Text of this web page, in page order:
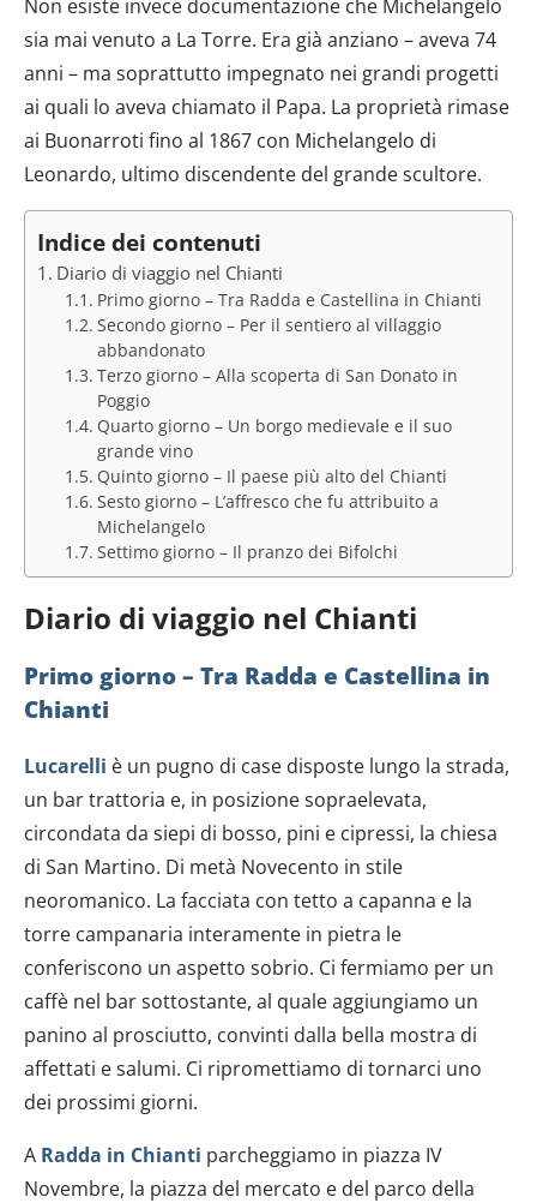
Non esiste invece documentazione che Michelangelo
sia mai venuto a La Torre. Era già anziano – aveva 74
anni – ma soprattutto impegnato nei grandi progetti
ai quali lo aveva chiamato il Papa. La proprietà rimase
ai Buonarroti fino al 1867 con Michelangelo di
Leonardo, ultimo discendente del grande scultore.
Indice dei contenuti
Diario di viaggio nel Chianti
Primo giorno – Tra Radda e Castellina in Chianti
Secondo giorno – Per il sentiero al villaggio
abbandonato
Terzo giorno – Alla scoperta di San Donato in
Poggio
Quarto giorno – Un borgo medievale e il suo
grande vino
Quinto giorno – Il paese più alto del Chianti
Sesto giorno – L’affresco che fu attribuito a
Michelangelo
Settimo giorno – Il pranzo dei Bifolchi
Diario di viaggio nel Chianti
Primo giorno – Tra Radda e Castellina in
Chianti
Lucarelli è un pugno di case disposte lungo la strada,
un bar trattoria e, in posizione sopraelevata,
circondata da siepi di bosso, pini e cipressi, la chiesa
di San Martino. Di metà Novecento in stile
neoromanico. La facciata con tetto a capanna e la
torre campanaria interamente in pietra le
conferiscono un aspetto sobrio. Ci fermiamo per un
caffè nel bar sottostante, al quale aggiungiamo un
panino al prosciutto, convinti dalla bella mostra di
affettati e salumi. Ci ripromettiamo di tornarci uno
dei prossimi giorni.
A Radda in Chianti parcheggiamo in piazza IV
Novembre, la piazza del mercato e del parco della